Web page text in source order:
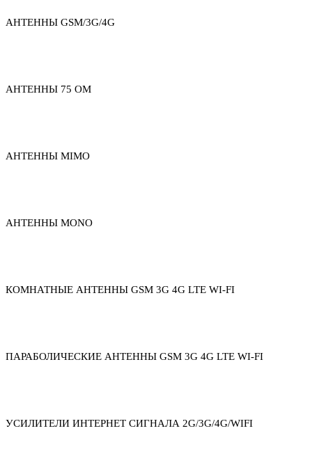
АНТЕННЫ GSM/3G/4G
АНТЕННЫ 75 ОМ
АНТЕННЫ MIMO
АНТЕННЫ MONO
КОМНАТНЫЕ АНТЕННЫ GSM 3G 4G LTE WI-FI
ПАРАБОЛИЧЕСКИЕ АНТЕННЫ GSM 3G 4G LTE WI-FI
УСИЛИТЕЛИ ИНТЕРНЕТ СИГНАЛА 2G/3G/4G/WIFI